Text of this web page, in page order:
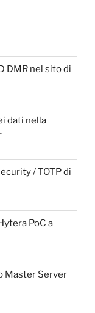
DMR nel sito di
dati nella
/ TOTP di
PoC a
Master Server